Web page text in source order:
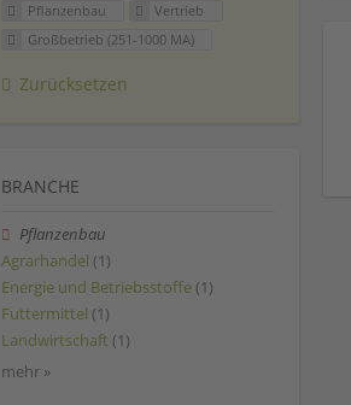
Pflanzenbau
Vertrieb
Großbetrieb (251-1000 MA)
Zurücksetzen
BRANCHE
Pflanzenbau
Agrarhandel (1)
Energie und Betriebsstoffe (1)
Futtermittel (1)
Landwirtschaft (1)
mehr »